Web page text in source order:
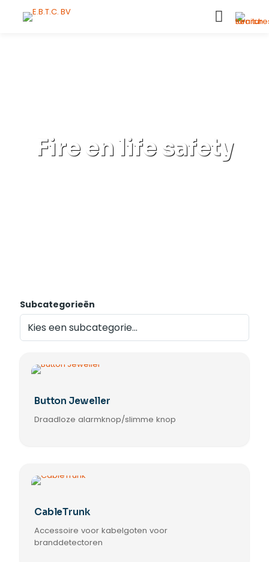
Fire en life safety
Subcategorieën
Button Jeweller
Draadloze alarmknop/slimme knop
CableTrunk
Accessoire voor kabelgoten voor
branddetectoren